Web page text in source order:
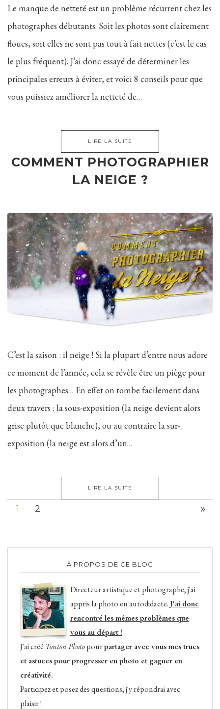
Le manque de netteté est un problème récurrent chez les
photographes débutants. Soit les photos sont clairement
floues, soit elles ne sont pas tout à fait nettes (c’est le cas
le plus fréquent). J’ai donc essayé de déterminer les
principales erreurs à éviter, et voici 8 conseils pour que
vous puissiez améliorer la netteté de…
LIRE LA SUITE
COMMENT PHOTOGRAPHIER
LA NEIGE ?
C’est la saison : il neige ! Si la plupart d’entre nous adore
ce moment de l’année, cela se révèle être un piège pour
les photographes… En effet on tombe facilement dans
deux travers : la sous-exposition (la neige devient alors
grise plutôt que blanche), ou au contraire la sur-
exposition (la neige est alors d’un…
LIRE LA SUITE
1 2 »
À PROPOS DE CE BLOG
Directeur artistique et photographe, j'ai
appris la photo en autodidacte.J'ai donc
rencontré les mêmes problèmes que
vous au départ !
J'ai créé Tonton Photopourpartager avec vous mes trucs
et astuces pour progresser en photo et gagner en
créativité.
Participez et posez des questions, j'y répondrai avec
plaisir !